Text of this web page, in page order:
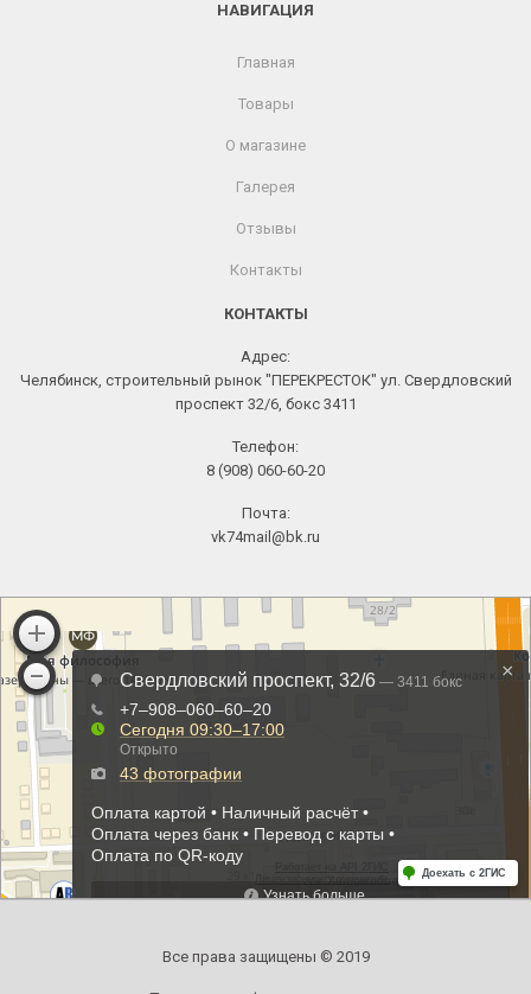
НАВИГАЦИЯ
Главная
Товары
О магазине
Галерея
Отзывы
Контакты
КОНТАКТЫ
Адрес:
Челябинск, строительный рынок "ПЕРЕКРЕСТОК" ул. Свердловский
проспект 32/6, бокс 3411
Телефон:
8 (908) 060-60-20
Почта:
vk74mail@bk.ru
Все права защищены © 2019